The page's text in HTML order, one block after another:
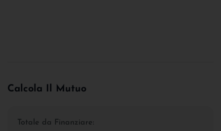
Calcola Il Mutuo
Totale da Finanziare: